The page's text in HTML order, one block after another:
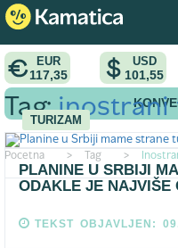
EUR
117,35
USD
101,55
Pocetna > Tag >
Tag:inostrani
TURIZAM
PLANINE U SRBIJI
ODAKLE JE NAJVIŠE
TEKST OBJAVLJEN: